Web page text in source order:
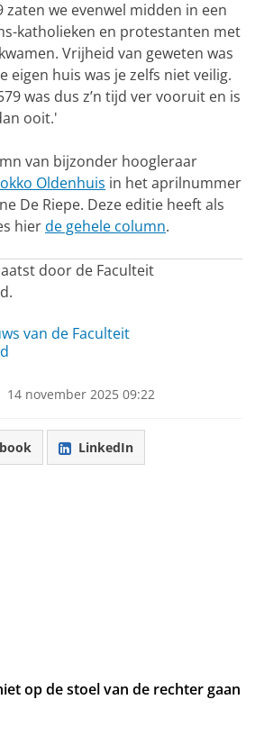
zaten we evenwel midden in een
katholieken en protestanten met
Vrijheid van geweten was
eigen huis was je zelfs niet veilig.
was dus z’n tijd ver vooruit en is
ooit.'
van bijzonder hoogleraar
Oldenhuis in het aprilnummer
De Riepe. Deze editie heeft als
hierde gehele column.
door de Faculteit
van de Faculteit
14 november 2025 09:22
LinkedIn
op de stoel van de rechter gaan